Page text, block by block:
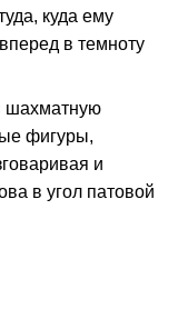
куда ему
в темноту
шахматную
фигуры,
и
в угол патовой